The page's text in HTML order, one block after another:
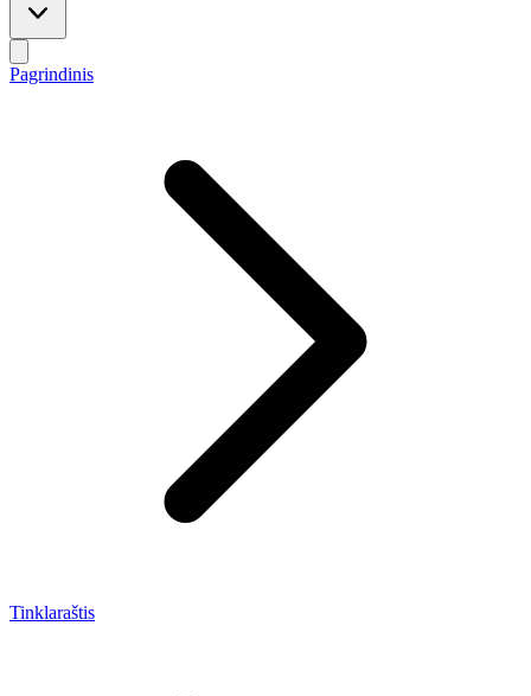
Pagrindinis
Tinklaraštis